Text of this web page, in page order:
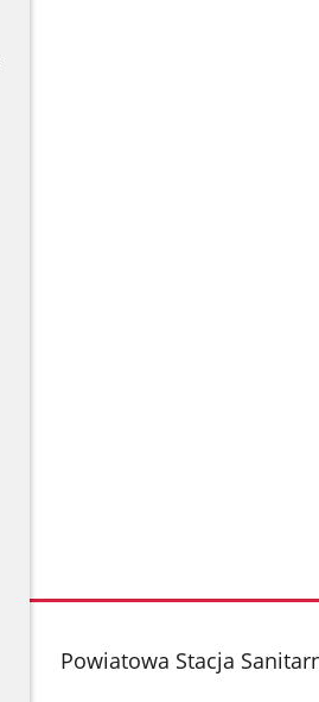
stopka
Powiatowa Stacja